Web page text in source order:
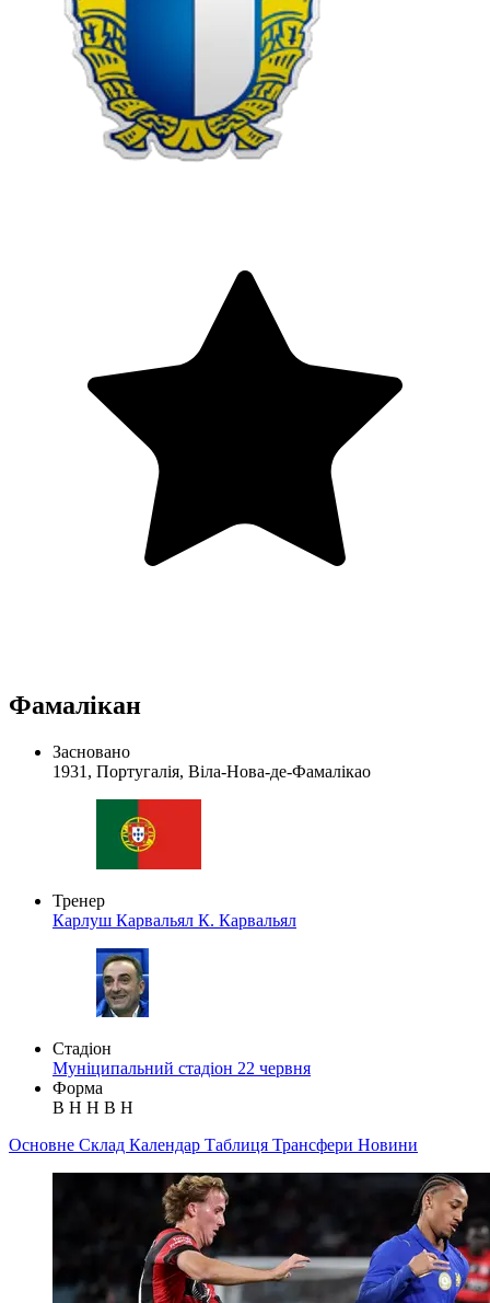
Фамалікан
Засновано
1931, Португалія, Віла-Нова-де-Фамалікао
Тренер
Карлуш Карвальял К. Карвальял
Стадіон
Муніципальний стадіон 22 червня
Форма
В Н Н В Н
Основне Склад Календар Таблиця Трансфери Новини